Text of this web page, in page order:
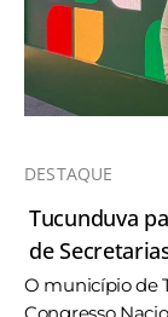
DESTAQUE
Tucunduva
de
O município de
Congresso